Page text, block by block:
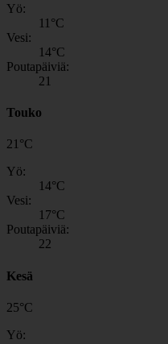
Yö:
11 °C
Vesi:
14°C
Poutapäiviä:
21
Touko
21 °C
Yö:
14°C
Vesi:
17°C
Poutapäiviä:
22
Kesä
25°C
Yö: